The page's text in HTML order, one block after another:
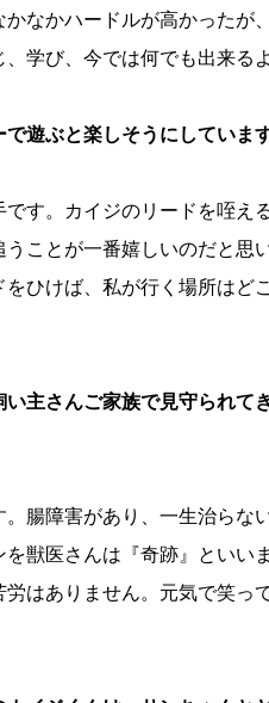
なかハードルが高かったが
学び、今では何でも出来る
遊ぶと楽しそうにしています
です。カイジのリードを咥え
うことが一番嬉しいのだと思
ひけば、私が行く場所はど
主さんご家族で見守られて
。腸障害があり、一生治らな
獣医さんは『奇跡』といい
はありません。元気で笑っ